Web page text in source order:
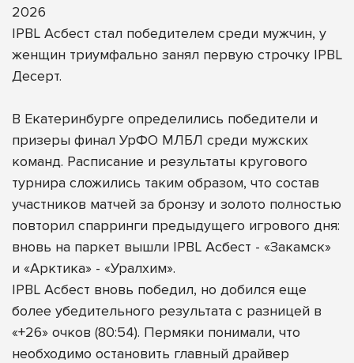
2026
IPBL Асбест стал победителем среди мужчин, у
женщин триумфально занял первую строчку IPBL
Десерт.
В Екатеринбурге определились победители и
призеры финал УрФО МЛБЛ среди мужских
команд. Расписание и результаты кругового
турнира сложились таким образом, что состав
участников матчей за бронзу и золото полностью
повторил спарринги предыдущего игрового дня:
вновь на паркет вышли IPBL Асбест - «Закамск»
и «Арктика» - «Уралхим».
IPBL Асбест вновь победил, но добился еще
более убедительного результата с разницей в
«+26» очков (80:54). Пермяки понимали, что
необходимо остановить главный драйвер